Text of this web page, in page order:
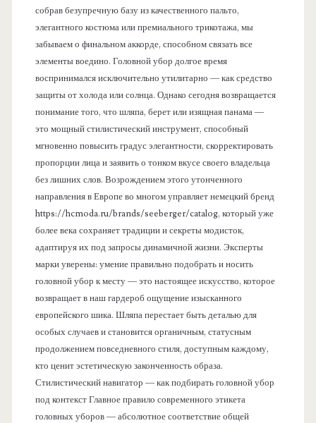
собрав безупречную базу из качественного пальто,
элегантного костюма или премиального трикотажа, мы
забываем о финальном аккорде, способном связать все
элементы воедино. Головной убор долгое время
воспринимался исключительно утилитарно — как средство
защиты от холода или солнца. Однако сегодня возвращается
понимание того, что шляпа, берет или изящная панама —
это мощный стилистический инструмент, способный
мгновенно повысить градус элегантности, скорректировать
пропорции лица и заявить о тонком вкусе своего владельца
без лишних слов. Возрождением этого утонченного
направления в Европе во многом управляет немецкий бренд
https://hcmoda.ru/brands/seeberger/catalog, который уже
более века сохраняет традиции и секреты модисток,
адаптируя их под запросы динамичной жизни. Эксперты
марки уверены: умение правильно подобрать и носить
головной убор к месту — это настоящее искусство, которое
возвращает в наш гардероб ощущение изысканного
европейского шика. Шляпа перестает быть деталью для
особых случаев и становится органичным, статусным
продолжением повседневного стиля, доступным каждому,
кто ценит эстетическую законченность образа.
Стилистический навигатор — как подбирать головной убор
под контекст Главное правило современного этикета
головных уборов — абсолютное соответствие общей